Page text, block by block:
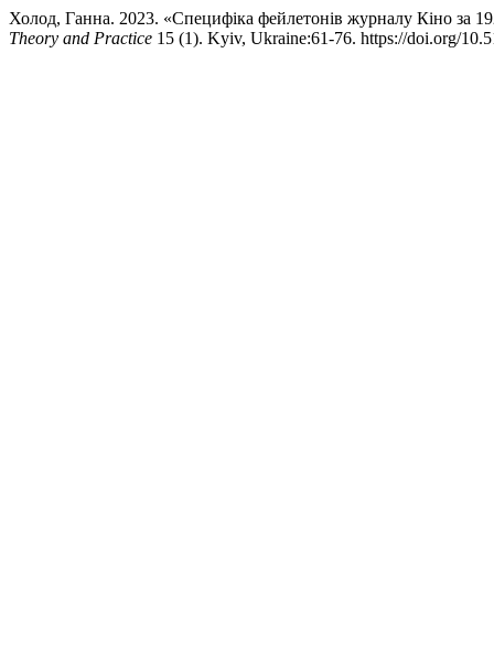
Холод, Ганна. 2023. «Специфіка фейлетонів журналу Кіно за
Theory and Practice 15 (1). Kyiv, Ukraine:61-76. https://doi.org/